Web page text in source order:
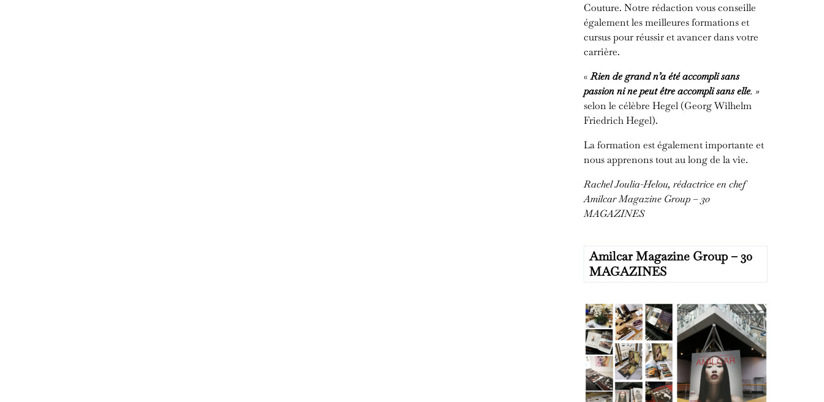
Couture. Notre rédaction vous conseille
également les meilleures formations et
cursus pour réussir et avancer dans votre
carrière.
«Rien de grand n’a été accompli sans
passion ni ne peut être accompli sans elle. »
selon le célèbre Hegel (Georg Wilhelm
Friedrich Hegel).
La formation est également importante et
nous apprenons tout au long de la vie.
Rachel Joulia-Helou, rédactrice en chef
Amilcar Magazine Group – 30
MAGAZINES
Amilcar Magazine Group – 30
MAGAZINES